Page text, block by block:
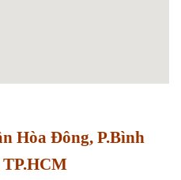
Hòa Đông, P.Bình